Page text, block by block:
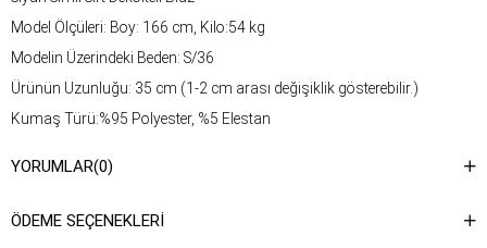
Model Ölçüleri: Boy: 166 cm, Kilo:54 kg
Modelin Üzerindeki Beden: S/36
Ürünün Uzunluğu: 35 cm (1-2 cm arası değişiklik gösterebilir.)
Kumaş Türü:%95 Polyester, %5 Elestan
talimatına ulaşabilirsiniz.
YORUMLAR(0)
ÖDEME SEÇENEKLERI